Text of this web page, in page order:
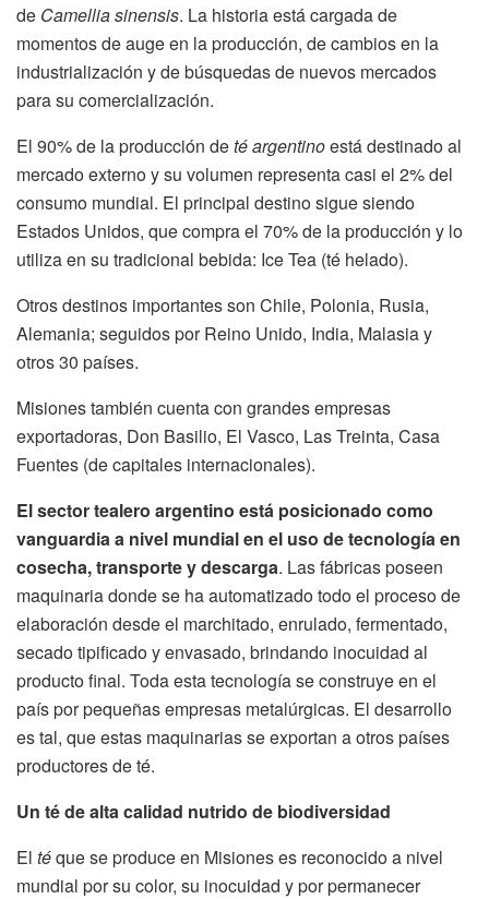
de Camellia sinensis. La historia está cargada de
momentos de auge en la producción, de cambios en la
industrialización y de búsquedas de nuevos mercados
para su comercialización.
El 90% de la producción deté argentinoestá destinado al
mercado externo y su volumen representa casi el 2% del
consumo mundial. El principal destino sigue siendo
Estados Unidos, que compra el 70% de la producción y lo
utiliza en su tradicional bebida: Ice Tea (té helado).
Otros destinos importantes son Chile, Polonia, Rusia,
Alemania; seguidos por Reino Unido, India, Malasia y
otros 30 países.
Misiones también cuenta con grandes empresas
exportadoras, Don Basilio, El Vasco, Las Treinta, Casa
Fuentes (de capitales internacionales).
El sector tealero argentino está posicionado como
vanguardia a nivel mundial en el uso de tecnología en
cosecha, transporte y descarga. Las fábricas poseen
maquinaria donde se ha automatizado todo el proceso de
elaboración desde el marchitado, enrulado, fermentado,
secado tipificado y envasado, brindando inocuidad al
producto final. Toda esta tecnología se construye en el
país por pequeñas empresas metalúrgicas. El desarrollo
es tal, que estas maquinarias se exportan a otros países
productores de té.
Un té de alta calidad nutrido de biodiversidad
El téque se produce en Misiones es reconocido a nivel
mundial por su color, su inocuidad y por permanecer